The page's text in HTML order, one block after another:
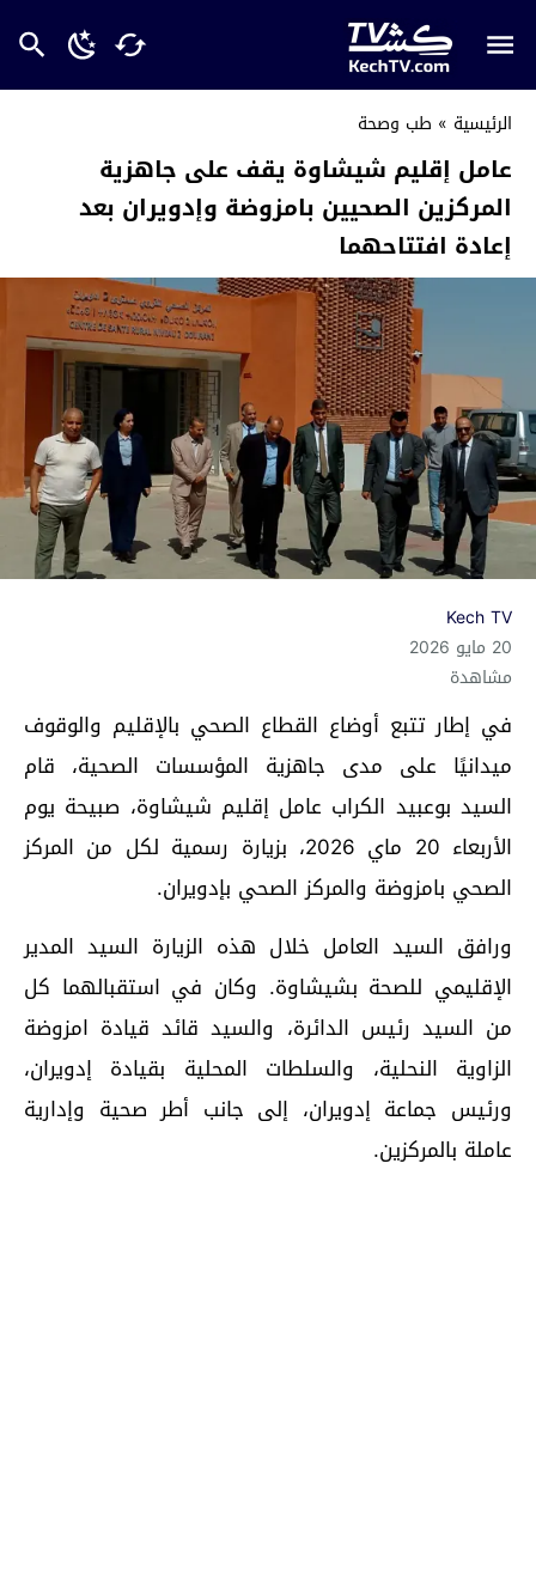
الرئيسية » طب وصحة
عامل إقليم شيشاوة يقف على جاهزية
المركزين الصحيين بامزوضة وإدويران بعد
إعادة افتتاحهما
Kech TV
20 مايو 2026
مشاهدة
في إطار تتبع أوضاع القطاع الصحي بالإقليم والوقوف
ميدانيًا على مدى جاهزية المؤسسات الصحية، قام
السيد بوعبيد الكراب عامل إقليم شيشاوة، صبيحة يوم
الأربعاء 20 ماي 2026، بزيارة رسمية لكل من المركز
الصحي بامزوضة والمركز الصحي بإدويران.
ورافق السيد العامل خلال هذه الزيارة السيد المدير
الإقليمي للصحة بشيشاوة. وكان في استقبالهما كل
من السيد رئيس الدائرة، والسيد قائد قيادة امزوضة
الزاوية النحلية، والسلطات المحلية بقيادة إدويران،
ورئيس جماعة إدويران، إلى جانب أطر صحية وإدارية
عاملة بالمركزين.